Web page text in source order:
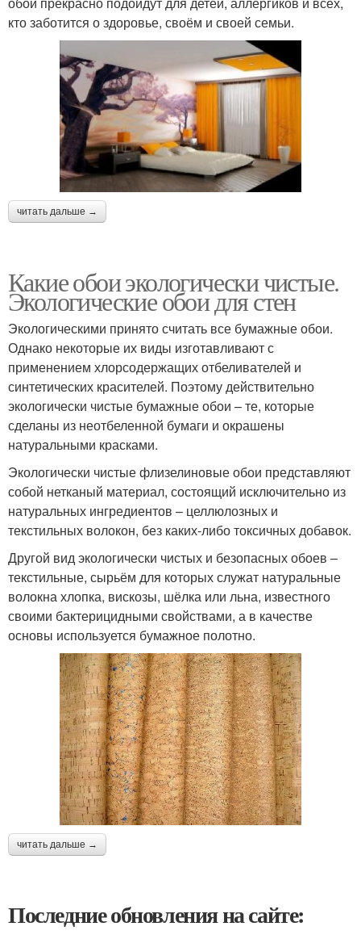
кто заботится о здоровье, своём и своей семьи.
читать дальше →
Какие обои экологически чистые.
Экологические обои для стен
Экологическими принято считать все бумажные обои.
Однако некоторые их виды изготавливают с
применением хлорсодержащих отбеливателей и
синтетических красителей. Поэтому действительно
экологически чистые бумажные обои – те, которые
сделаны из неотбеленной бумаги и окрашены
натуральными красками.
Экологически чистые флизелиновые обои представляют
собой нетканый материал, состоящий исключительно из
натуральных ингредиентов – целлюлозных и
текстильных волокон, без каких-либо токсичных добавок.
Другой вид экологически чистых и безопасных обоев –
текстильные, сырьём для которых служат натуральные
волокна хлопка, вискозы, шёлка или льна, известного
своими бактерицидными свойствами, а в качестве
основы используется бумажное полотно.
читать дальше →
Последние обновления на сайте: